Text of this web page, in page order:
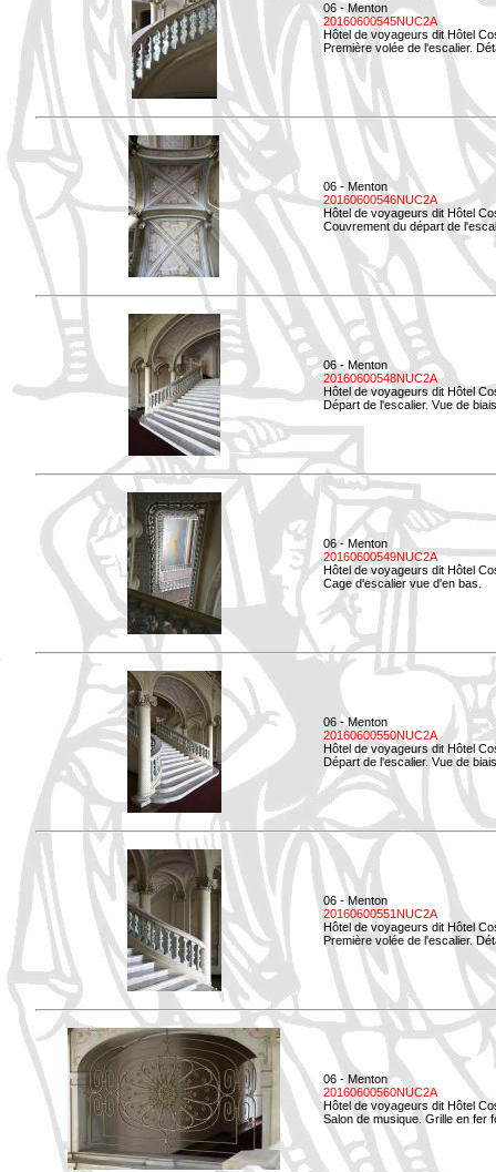
06 - Menton
20160600545NUC2A
Hôtel de voyageurs dit Hôtel
Première volée de l'escalier.
06 - Menton
20160600546NUC2A
Hôtel de voyageurs dit Hôtel
Couvrement du départ de
06 - Menton
20160600548NUC2A
Hôtel de voyageurs dit Hôtel
Départ de l'escalier. Vue de
06 - Menton
20160600549NUC2A
Hôtel de voyageurs dit Hôtel
Cage d'escalier vue d'en bas.
06 - Menton
20160600550NUC2A
Hôtel de voyageurs dit Hôtel
Départ de l'escalier. Vue de
06 - Menton
20160600551NUC2A
Hôtel de voyageurs dit Hôtel
Première volée de l'escalier.
06 - Menton
20160600560NUC2A
Hôtel de voyageurs dit Hôtel
Salon de musique. Grille en fer